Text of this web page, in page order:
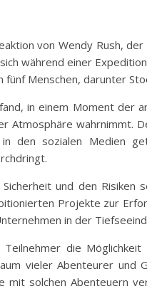
von Wendy Rush, der
während einer
Menschen, darunter
in einem Moment der
Atmosphäre wahrnimmt.
den sozialen Medien
und den Risiken
Projekte zur
in der
die
vieler Abenteurer und
solchen Abenteuern